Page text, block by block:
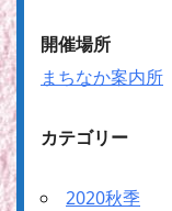
開催場所
まちなか案内所
カテゴリー
2020秋季